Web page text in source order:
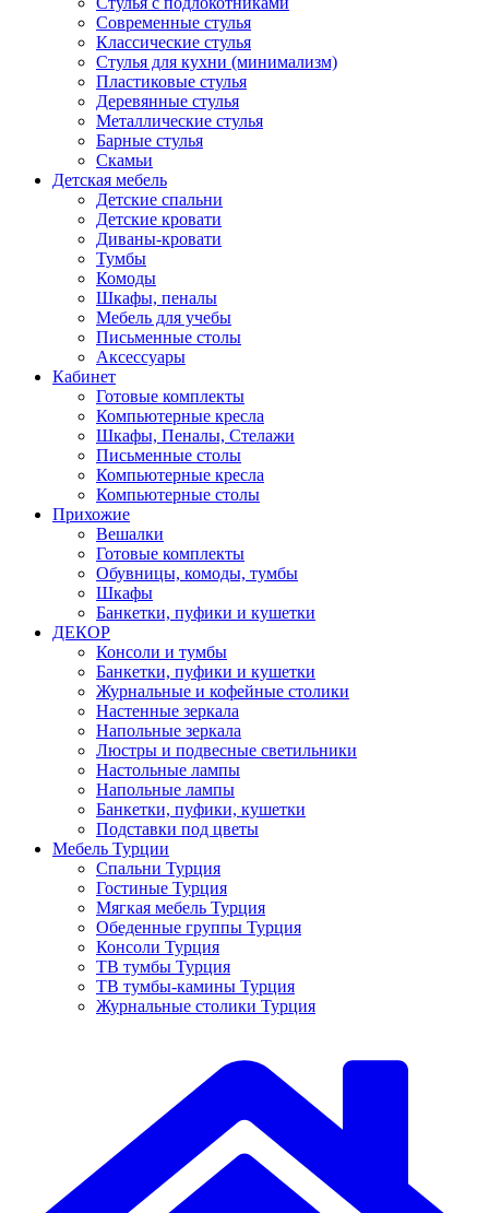
Современные стулья
Классические стулья
Стулья для кухни (минимализм)
Пластиковые стулья
Деревянные стулья
Металлические стулья
Барные стулья
Скамьи
Детская мебель
Детские спальни
Детские кровати
Диваны-кровати
Тумбы
Комоды
Шкафы, пеналы
Мебель для учебы
Письменные столы
Аксессуары
Кабинет
Готовые комплекты
Компьютерные кресла
Шкафы, Пеналы, Стелажи
Письменные столы
Компьютерные кресла
Компьютерные столы
Прихожие
Вешалки
Готовые комплекты
Обувницы, комоды, тумбы
Шкафы
Банкетки, пуфики и кушетки
ДЕКОР
Консоли и тумбы
Банкетки, пуфики и кушетки
Журнальные и кофейные столики
Настенные зеркала
Напольные зеркала
Люстры и подвесные светильники
Настольные лампы
Напольные лампы
Банкетки, пуфики, кушетки
Подставки под цветы
Мебель Турции
Спальни Турция
Гостиные Турция
Мягкая мебель Турция
Обеденные группы Турция
Консоли Турция
ТВ тумбы Турция
ТВ тумбы-камины Турция
Журнальные столики Турция